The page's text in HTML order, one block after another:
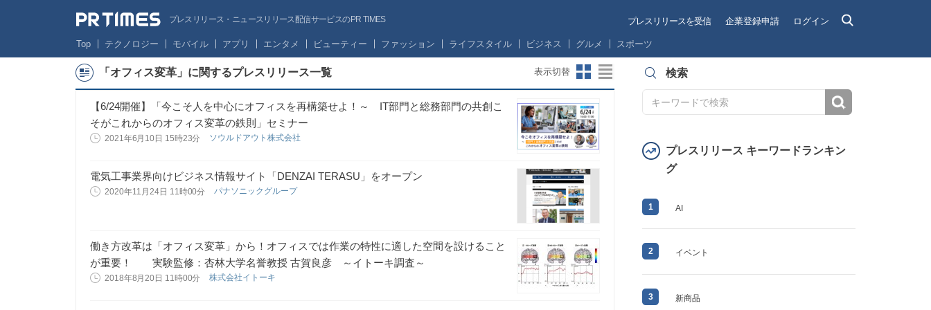
プレスリリース・ニュースリリース配信サービスのPR TIMES プレスリリースを受信 企業登録申請 ログイン
Top テクノロジー モバイル アプリ エンタメ ビューティー ファッション ライフスタイル ビジネス グルメ スポーツ
「オフィス変革」に関するプレスリリース一覧 表示切替
【6/24開催】「今こそ人を中心にオフィスを再構築せよ！～ IT部門と総務部門の共創こ
そがこれからのオフィス変革の鉄則」セミナー
2021年6月10日 15時23分 ソウルドアウト株式会社
電気工事業界向けビジネス情報サイト「DENZAI TERASU」をオープン
2020年11月24日 11時00分 パナソニックグループ
働き方改革は「オフィス変革」から！オフィスでは作業の特性に適した空間を設けること
が重要！ 実験監修：杏林大学名誉教授 古賀良彦 ～イトーキ調査～
2018年8月20日 11時00分 株式会社イトーキ
検索
プレスリリース キーワードランキン
グ
1 AI
2 イベント
3 新商品